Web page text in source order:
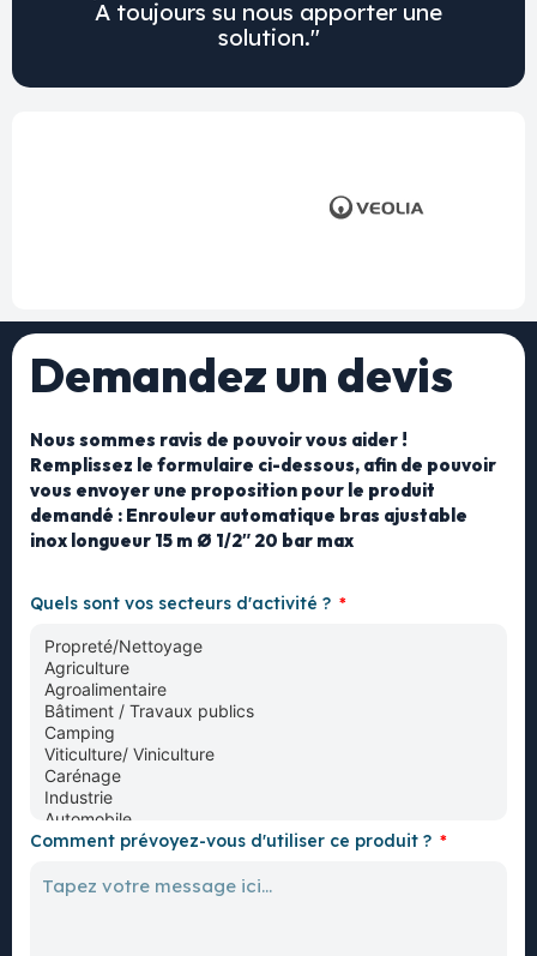
A toujours su nous apporter une
solution."
Demandez un devis
Nous sommes ravis de pouvoir vous aider !
Remplissez le formulaire ci-dessous, afin de pouvoir
vous envoyer une proposition pour le produit
demandé : Enrouleur automatique bras ajustable
inox longueur 15 m Ø 1/2″ 20 bar max
Quels sont vos secteurs d'activité ?
Comment prévoyez-vous d'utiliser ce produit ?